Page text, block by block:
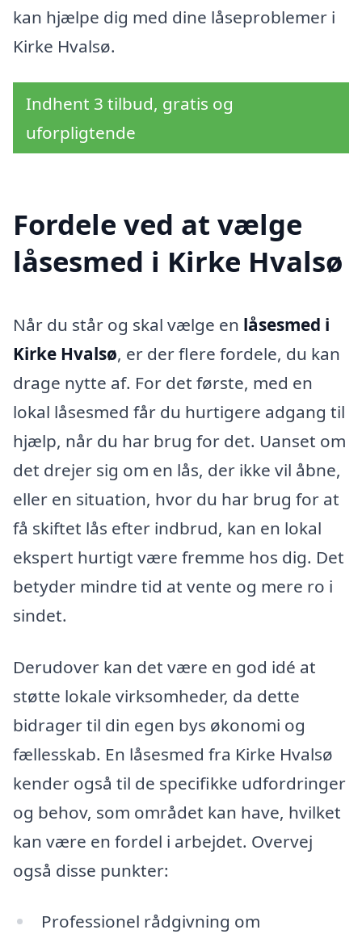
kan hjælpe dig med dine låseproblemer i
Kirke Hvalsø.
Indhent 3 tilbud, gratis og
uforpligtende
Fordele ved at vælge
låsesmed i Kirke Hvalsø
Når du står og skal vælge en låsesmed i
Kirke Hvalsø, er der flere fordele, du kan
drage nytte af. For det første, med en
lokal låsesmed får du hurtigere adgang til
hjælp, når du har brug for det. Uanset om
det drejer sig om en lås, der ikke vil åbne,
eller en situation, hvor du har brug for at
få skiftet lås efter indbrud, kan en lokal
ekspert hurtigt være fremme hos dig. Det
betyder mindre tid at vente og mere ro i
sindet.
Derudover kan det være en god idé at
støtte lokale virksomheder, da dette
bidrager til din egen bys økonomi og
fællesskab. En låsesmed fra Kirke Hvalsø
kender også til de specifikke udfordringer
og behov, som området kan have, hvilket
kan være en fordel i arbejdet. Overvej
også disse punkter:
Professionel rådgivning om